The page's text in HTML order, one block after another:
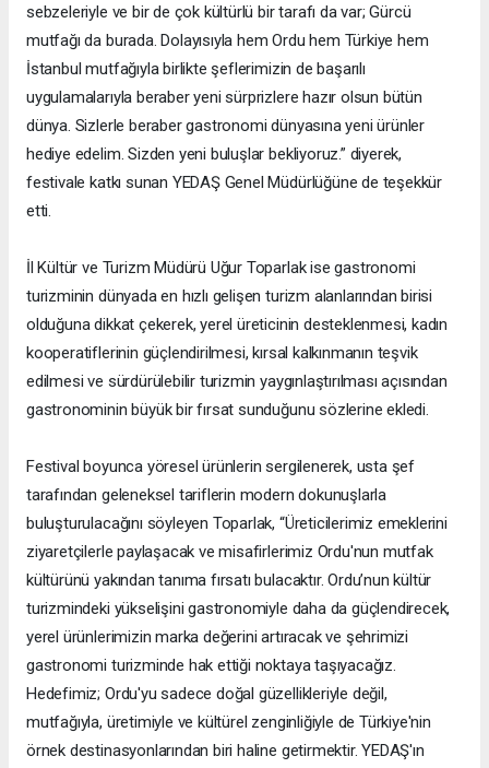
sebzeleriyle ve bir de çok kültürlü bir tarafı da var; Gürcü
mutfağı da burada. Dolayısıyla hem Ordu hem Türkiye hem
İstanbul mutfağıyla birlikte şeflerimizin de başarılı
uygulamalarıyla beraber yeni sürprizlere hazır olsun bütün
dünya. Sizlerle beraber gastronomi dünyasına yeni ürünler
hediye edelim. Sizden yeni buluşlar bekliyoruz.” diyerek,
festivale katkı sunan YEDAŞ Genel Müdürlüğüne de teşekkür
etti.
İl Kültür ve Turizm Müdürü Uğur Toparlak ise gastronomi
turizminin dünyada en hızlı gelişen turizm alanlarından birisi
olduğuna dikkat çekerek, yerel üreticinin desteklenmesi, kadın
kooperatiflerinin güçlendirilmesi, kırsal kalkınmanın teşvik
edilmesi ve sürdürülebilir turizmin yaygınlaştırılması açısından
gastronominin büyük bir fırsat sunduğunu sözlerine ekledi.
Festival boyunca yöresel ürünlerin sergilenerek, usta şef
tarafından geleneksel tariflerin modern dokunuşlarla
buluşturulacağını söyleyen Toparlak, “Üreticilerimiz emeklerini
ziyaretçilerle paylaşacak ve misafirlerimiz Ordu'nun mutfak
kültürünü yakından tanıma fırsatı bulacaktır. Ordu’nun kültür
turizmindeki yükselişini gastronomiyle daha da güçlendirecek,
yerel ürünlerimizin marka değerini artıracak ve şehrimizi
gastronomi turizminde hak ettiği noktaya taşıyacağız.
Hedefimiz; Ordu'yu sadece doğal güzellikleriyle değil,
mutfağıyla, üretimiyle ve kültürel zenginliğiyle de Türkiye'nin
örnek destinasyonlarından biri haline getirmektir. YEDAŞ'ın